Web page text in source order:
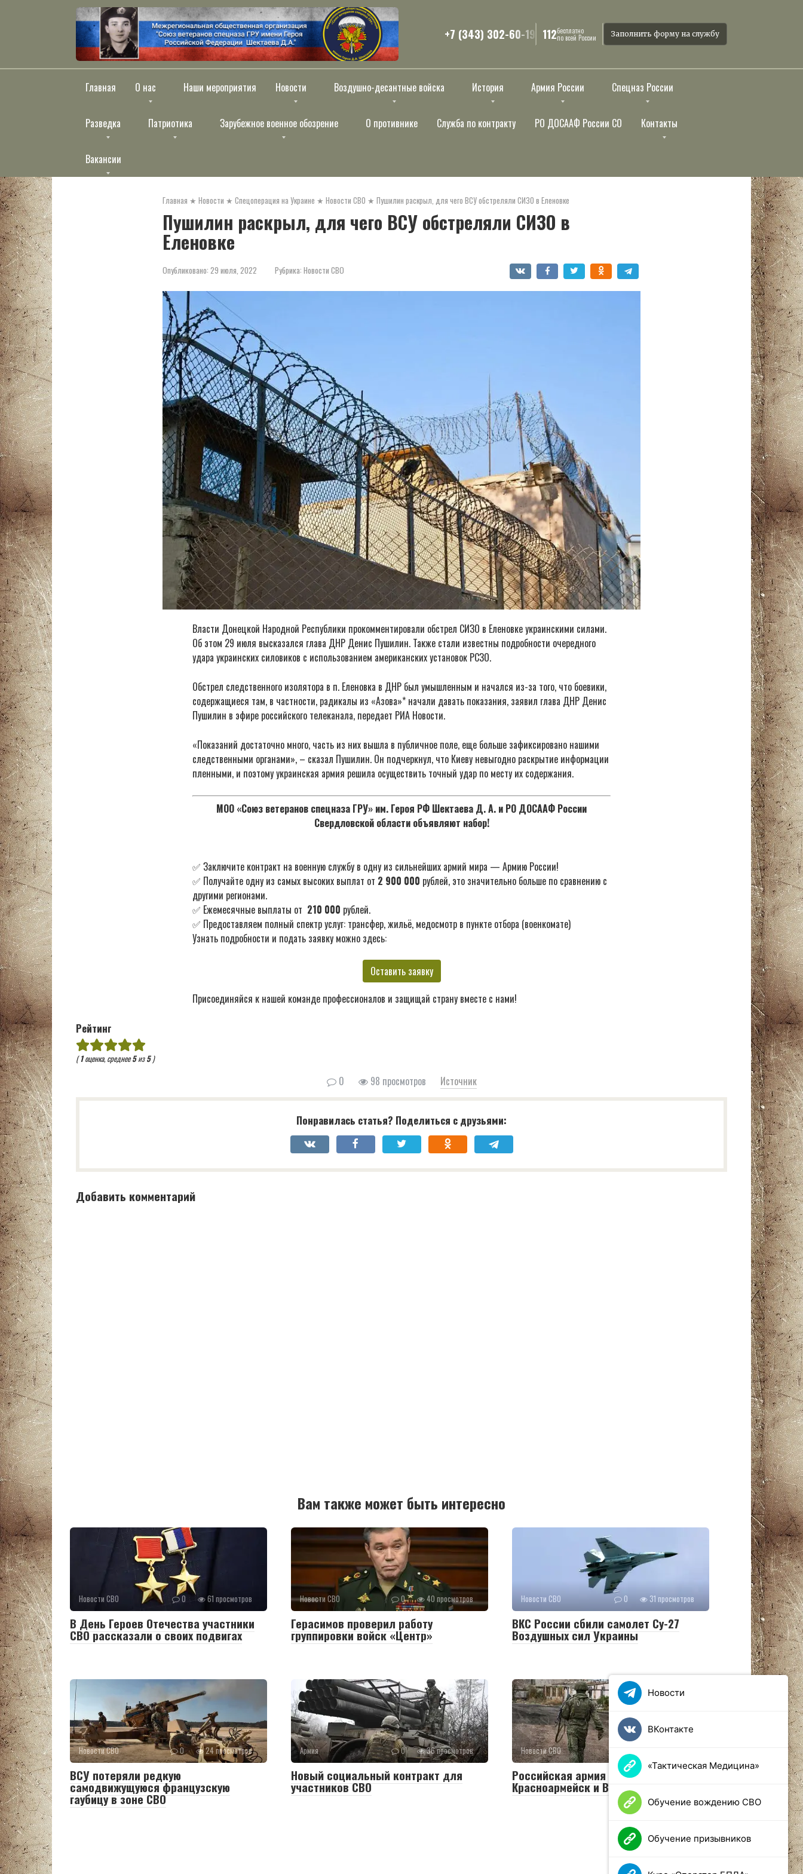
+7 (343) 302-60-19 112бесплатно
по всей России Заполнить форму на службу
Главная О нас Наши мероприятия Новости Воздушно-десантные войска История Армия России Спецназ России
Разведка Патриотика Зарубежное военное обозрение О противнике Служба по контракту РО ДОСААФ России СО Контакты
Вакансии
Главная ★ Новости ★ Спецоперация на Украине ★ Новости СВО ★ Пушилин раскрыл, для чего ВСУ обстреляли СИЗО в Еленовке
Пушилин раскрыл, для чего ВСУ обстреляли СИЗО в
Еленовке
Опубликовано: 29 июля, 2022 Рубрика: Новости СВО
Власти Донецкой Народной Республики прокомментировали обстрел СИЗО в Еленовке украинскими силами.
Об этом 29 июля высказался глава ДНР Денис Пушилин. Также стали известны подробности очередного
удара украинских силовиков с использованием американских установок РСЗО.
Обстрел следственного изолятора в п. Еленовка в ДНР был умышленным и начался из-за того, что боевики,
содержащиеся там, в частности, радикалы из «Азова»* начали давать показания, заявил глава ДНР Денис
Пушилин в эфире российского телеканала, передает РИА Новости.
«Показаний достаточно много, часть из них вышла в публичное поле, еще больше зафиксировано нашими
следственными органами», – сказал Пушилин. Он подчеркнул, что Киеву невыгодно раскрытие информации
пленными, и поэтому украинская армия решила осуществить точный удар по месту их содержания.
МОО «Союз ветеранов спецназа ГРУ» им. Героя РФ Шектаева Д. А. и РО ДОСААФ России
Свердловской области объявляют набор!
✅ Заключите контракт на военную службу в одну из сильнейших армий мира — Армию России!
✅ Получайте одну из самых высоких выплат от 2 900 000 рублей, это значительно больше по сравнению с
другими регионами.
✅ Ежемесячные выплаты от 210 000 рублей.
✅ Предоставляем полный спектр услуг: трансфер, жильё, медосмотр в пункте отбора (военкомате)
Узнать подробности и подать заявку можно здесь:
Оставить заявку
Присоединяйся к нашей команде профессионалов и защищай страну вместе с нами!
Рейтинг
(1оценка, среднее5из5)
0 98 просмотров Источник
Понравилась статья? Поделиться с друзьями:
Добавить комментарий
Вам также может быть интересно
Новости СВО 0 61 просмотров
В День Героев Отечества участники
СВО рассказали о своих подвигах
Новости СВО 0 40 просмотров
Герасимов проверил работу
группировки войск «Центр»
Новости СВО 0 31 просмотров
ВКС России сбили самолет Су-27
Воздушных сил Украины
Новости СВО 0 24 просмотров
ВСУ потеряли редкую
самодвижущуюся французскую
гаубицу в зоне СВО
Армия 0 36 просмотров
Новый социальный контракт для
участников СВО
Новости СВО
Российская армия освободила
Красноармейск и Волчанск
Новости
ВКонтакте
«Тактическая Медицина»
Обучение вождению СВО
Обучение призывников